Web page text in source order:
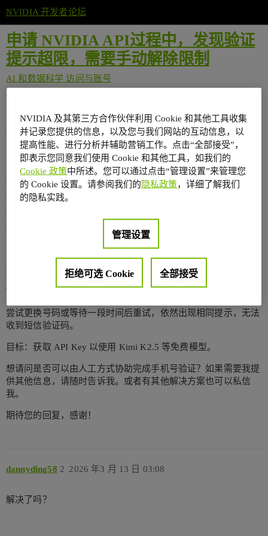
NVIDIA 开发者论坛
申请 NVIDIA API过程中，发现验证
提示超限，需要手动解除限制
AI 和数据科学 访问与账号
how-to
724607889 2026 年3 月 12 日 01:48
1
@Sophie
您好，
看到管理员 [Hyan]在论坛发的帖子【 关于在 build.nvidia.com
站上手机号码验证的问题】一文，文章显示3月3日发出，现在3
我在注册 NVIDIA 开发者账户并尝试绑定 +86 手机号进行验证
时，仍然遇到相同的问题。
输入 +86 开头的手机号后，页面提示 “This phone number has
exceeded limits, please try a different phone number or try again
later.”
尝试更换号码或等待一段时间后重试，依然出现相同提示，无法
收到短信验证码。
目标：获取 API Key 以使用 Kimi K2.5 等免费模型。
想请问是否可以由人工方式协助完成手机号验证？如果需要我提
供其他信息，请随时告诉我。或者有其他解决方案也可以私信
我。
期待您的回复，感谢！
dannyding58 2026 年3 月 13 日 03:08
2
解决了吗？
NVIDIA 及其第三方合作伙伴利用 Cookie 和其他工具收集
并记录您提供的信息，以及您与我们网站的互动信息，以
提高性能、进行分析并辅助营销工作。点击“全部接受”，
即表示您同意我们使用 Cookie 和其他工具，如我们的
Cookie 政策中所述。您可以通过点击“管理设置”来管理您
的 Cookie 设置。请参阅我们的隐私政策，详细了解我们
的隐私实践。
管理设置
拒绝可选 Cookie 全部接受